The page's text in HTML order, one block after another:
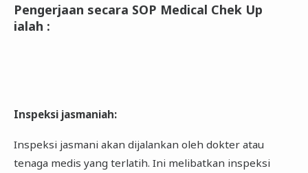
Pengerjaan secara SOP Medical Chek Up
ialah :
Inspeksi jasmaniah:
Inspeksi jasmani akan dijalankan oleh dokter atau
tenaga medis yang terlatih. Ini melibatkan inspeksi